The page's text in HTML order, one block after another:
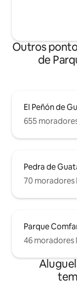
Outros
de
El Peñón de
655
Pedra de
70
Parque
46 moradores